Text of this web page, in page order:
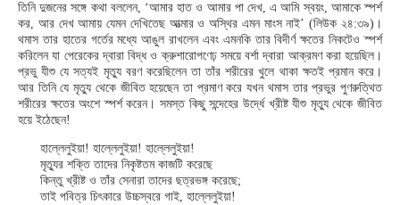
তিনি দুজনের সঙ্গে কথা বললেন, ‘আমার হাত ও আমার পা দেখ, এ আমি স্বয়ং, আমাকে স্পর্শ
কর, আর দেখ আমায় যেমন দেখিতেছ আত্মার ও অস্থির এমন মাংস নাই’ (লিউক ২৪:৩৯)।
থমাস তার হাতের গর্তের মধ্যে আঙুল রাখলেন এবং এমনকি তার বিদীর্ণ ক্ষতের নিকটেও স্পর্শ
করিলেন যা পেরেকের দ্বারা বিদ্ধ ও ক্রুশারোপণেঢ় সময়ে বর্শা দ্বারা আক্রমণ করা হয়েছিল।
প্রভু যীশু যে সত্যই মৃত্যু বরণ করেছিলেন তা তাঁর শরীরের খুলে থাকা ক্ষতই প্রমান করে।
আর তিনি যে মৃত্যু থেকে জীবিত হয়েছেন তা প্রমাণ করে যখন থমাস তার প্রভুর পুণরুত্থিত
শরীরের ক্ষতের অংশে স্পর্শ করেন। সমস্ত কিছু সন্দেহের উর্দ্ধে খ্রীষ্ট যীশু মৃত্যু থেকে জীবিত
হয়ে ইঠেছেন!
হাল্লেলুইয়া! হাল্লেলুইয়া! হাল্লেলুইয়া!
মৃত্যুর শক্তি তাদের নিকৃষ্টতম কাজটি করেছে
কিন্তু খ্রীষ্ট ও তাঁর সেনারা তাদের ছত্রভঙ্গ করেছে;
তাই পবিত্র চিৎকারে উচ্চস্বরে গাই, হাল্লেলুইয়া!